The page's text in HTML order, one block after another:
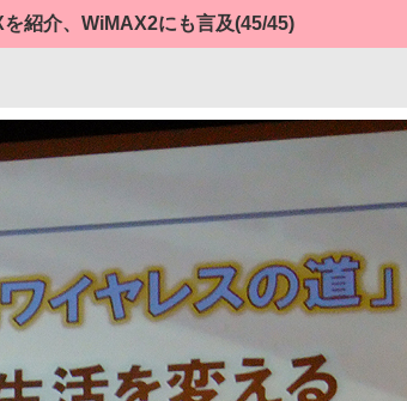
紹介、WiMAX2にも言及(45/45)